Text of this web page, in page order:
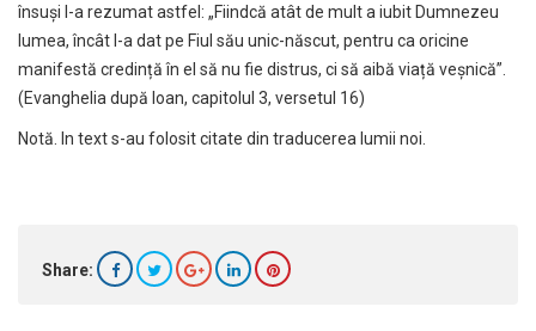
însuși l-a rezumat astfel: „Fiindcă atât de mult a iubit Dumnezeu
lumea, încât l-a dat pe Fiul său unic-născut, pentru ca oricine
manifestă credință în el să nu fie distrus, ci să aibă viață veșnică”.
(Evanghelia după Ioan, capitolul 3, versetul 16)
Notă. In text s-au folosit citate din traducerea lumii noi.
Share: